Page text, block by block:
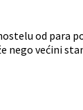
od para
nego većini